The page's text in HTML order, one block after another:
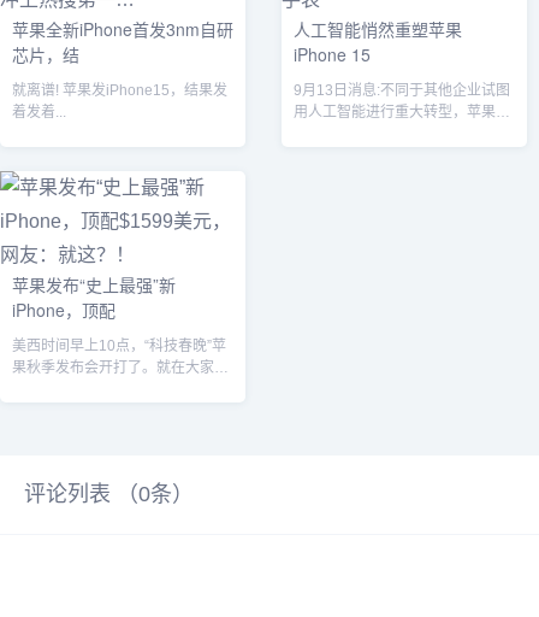
苹果全新iPhone首发3nm自研
芯片，结
就离谱! 苹果发iPhone15，结果发
着发着...
人工智能悄然重塑苹果
iPhone 15
9月13日消息:不同于其他企业试图
用人工智能进行重大转型，苹果正
苹果发布“史上最强”新
iPhone，顶配
美西时间早上10点，“科技春晚”苹
果秋季发布会开打了。就在大家期
评论列表 （0条）